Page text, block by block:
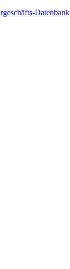
Datenbank